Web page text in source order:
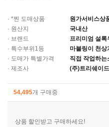
· *찐 도매상품
원가서비스상
· 원산지
국내산
· 브랜드
프리미엄 설록
· 특수부위1등
마블링이 천상
· 도매가 특별가격
직접 작업하는
· 제조사
(주)트리쉐이드
54,495개 구매중
상품 할인받고 구매하세요!